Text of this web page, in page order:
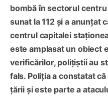
bombă în sectorul
sunat la 112 și a anunțat
centrul capitalei
este amplasat un obiect
verificărilor, polițiștii au
fals. Poliția a constatat
țării și este parte a